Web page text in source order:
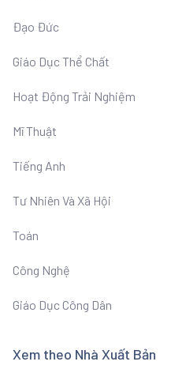
Đạo Đức
Giáo Dục Thể Chất
Hoạt Động Trải Nghiệm
Mĩ Thuật
Tiếng Anh
Tư Nhiên Và Xã Hội
Toán
Công Nghệ
Giáo Dục Công Dân
Xem theo Nhà Xuất Bản